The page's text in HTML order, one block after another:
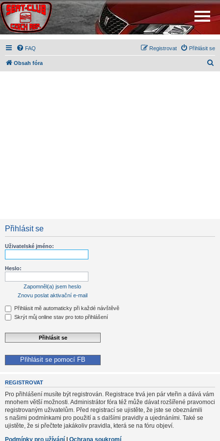
FAQ Přihlásit se
Registrovat
Obsah fóra
Přihlásit se
Uživatelské jméno:
Heslo:
Zapomněl(a) jsem heslo
Znovu poslat aktivační e-mail
Přihlásit mě automaticky při každé návštěvě
Skrýt můj online stav pro toto přihlášení
Přihlásit se pomocí FB
REGISTROVAT
Pro přihlášení musíte být registrován. Registrace trvá jen pár vteřin a dává vám
mnohem větší možnosti. Administrátor fóra též může dávat rozšířené pravomoci
registrovaným uživatelům. Před registrací se ujistěte, že jste se obeznámili
s našimi podmínkami pro použití a s dalšími pravidly a ujednáními. Také se
ujistěte, že si přečtete jakákoliv pravidla, která se na fóru objeví.
Podmínky pro užívání | Ochrana soukromí